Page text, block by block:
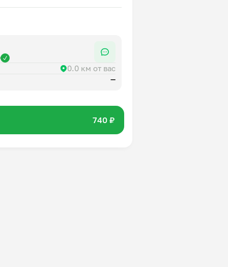
0.0 км от вас
—
740 ₽